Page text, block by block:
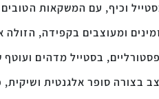
ומעוצבים בקפידה, הזולה
בסטייל מדהים
בצורה סופר אלגנטית